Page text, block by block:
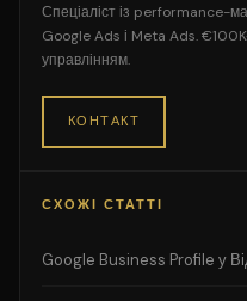
Спеціаліст із performance-
Google Ads і Meta Ads.
управлінням.
КОНТАКТ
СХОЖІ СТАТТІ
Google Business Profile у